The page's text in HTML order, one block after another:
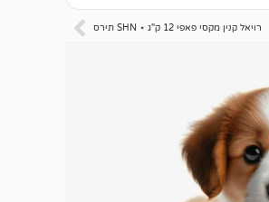
רויאל קנין מקסי פאפי 12 ק"ג ⋆ SHN תירס